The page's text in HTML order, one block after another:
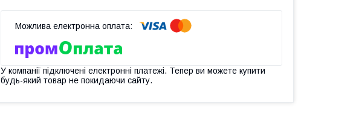
У компанії підключені електронні платежі. Тепер ви можете купити
будь-який товар не покидаючи сайту.